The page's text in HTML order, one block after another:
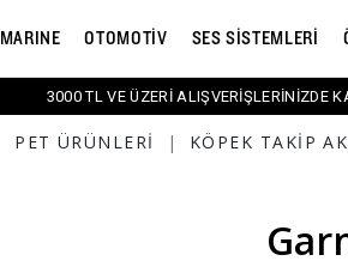
MARINE OTOMOTİV SES SİSTEMLERİ
3000 TL VE ÜZERİ ALIŞVERİŞLERİNİZDE
PET ÜRÜNLERI | KÖPEK TAKIP